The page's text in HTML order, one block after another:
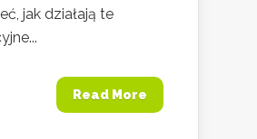
jak działają te
Read More